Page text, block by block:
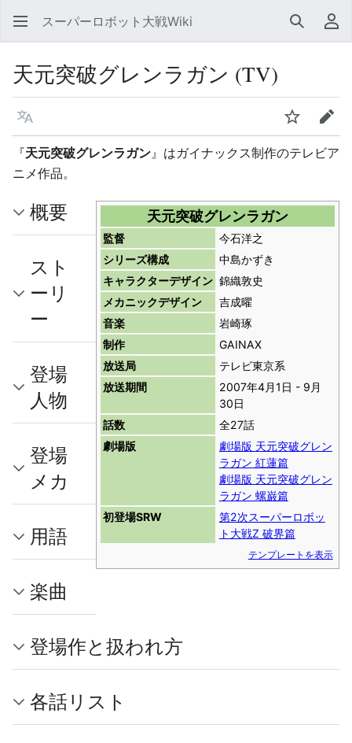
スーパーロボット大戦Wiki 検索 利
天元突破グレンラガン (TV)
言語 ウォッチ編集
『天元突破グレンラガン』はガイナックス制作のテレビア
ニメ作品。
天元突破グレンラガン
監督
今石洋之
シリーズ構成
中島かずき
キャラクターデザイン 錦織敦史
メカニックデザイン
吉成曜
音楽
岩崎琢
制作
GAINAX
放送局
テレビ東京系
放送期間
2007年4月1日 - 9月
30日
話数
全27話
劇場版
劇場版 天元突破グレン
ラガン 紅蓮篇
劇場版 天元突破グレン
ラガン 螺巌篇
初登場SRW
第2次スーパーロボッ
ト大戦Z 破界篇
テンプレートを表示
概要
スト
ーリ
ー
登場
人物
登場
メカ
用語
楽曲
登場作と扱われ方
各話リスト